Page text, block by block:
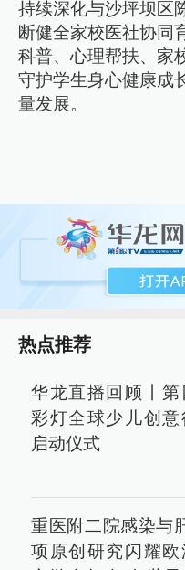
持续深化与沙坪坝区
断健全家校医社协同
科普、心理帮扶、家
守护学生身心健康成
量发展。
热点推荐
华龙直播回顾丨
彩灯全球少儿创意
启动仪式
重医附二院感染与
项原创研究闪耀